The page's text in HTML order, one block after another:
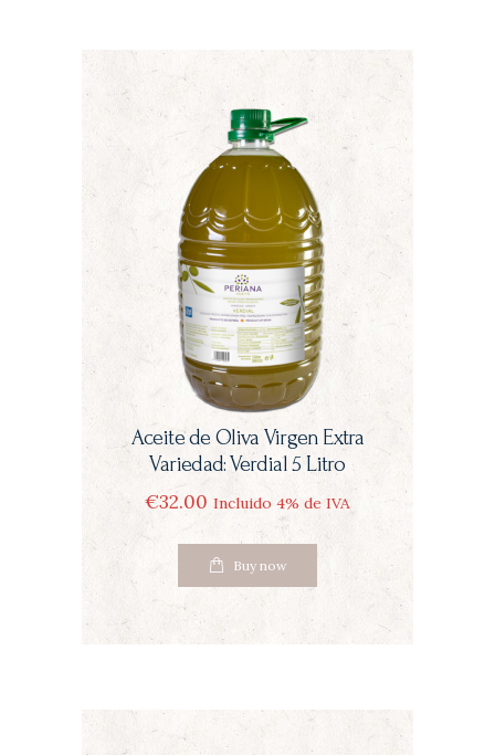
Aceite de Oliva Virgen Extra
Variedad: Verdial 5 Litro
€32 00 Incluido 4% de IVA
Buy now